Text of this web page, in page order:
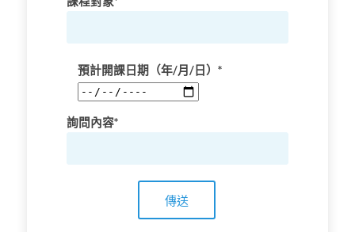
預計開課日期（年/月/日）*
詢問內容*